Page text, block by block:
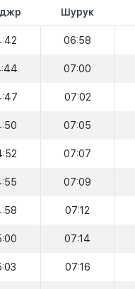
Шурук
06:58
07:00
07:02
07:05
07:07
07:09
07:12
07:14
07:16